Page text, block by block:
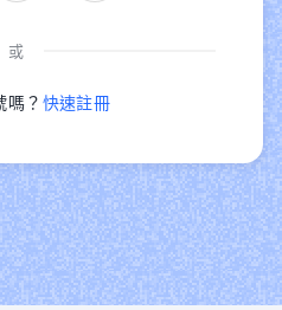
或
嗎？ 快速註冊